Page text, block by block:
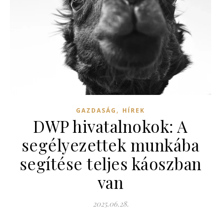
GAZDASÁG , HÍREK
DWP hivatalnokok: A
segélyezettek munkába
segítése teljes káoszban
van
2025.06.28.